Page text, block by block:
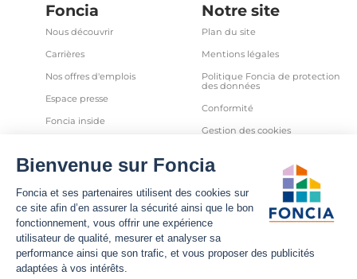
Foncia
Nous découvrir
Carrières
Nos offres d'emplois
Espace presse
Foncia inside
Partenaires
Notre site
Plan du site
Mentions légales
Politique Foncia de protection
des données
Conformité
Gestion des cookies
et autres traceurs
Sécurité informatique
Déclaration d'accessibilité
Infos utiles
Nous contacter
Nous suivre
Facebook